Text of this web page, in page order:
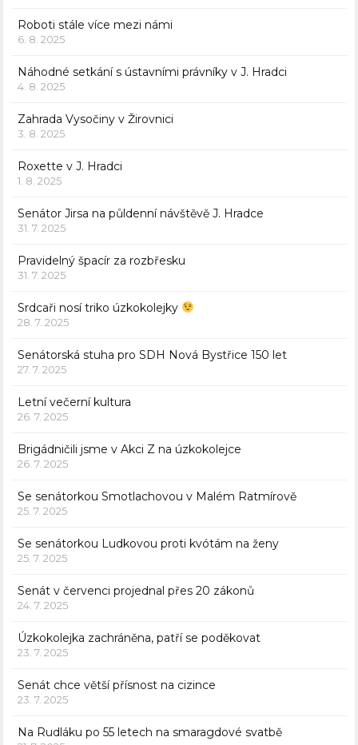
Roboti stále více mezi námi
6. 8. 2025
Náhodné setkání s ústavními právníky v J. Hradci
4. 8. 2025
Zahrada Vysočiny v Žirovnici
3. 8. 2025
Roxette v J. Hradci
1. 8. 2025
Senátor Jirsa na půldenní návštěvě J. Hradce
31. 7. 2025
Pravidelný špacír za rozbřesku
31. 7. 2025
Srdcaři nosí triko úzkokolejky
28. 7. 2025
Senátorská stuha pro SDH Nová Bystřice 150 let
27. 7. 2025
Letní večerní kultura
26. 7. 2025
Brigádničili jsme v Akci Z na úzkokolejce
26. 7. 2025
Se senátorkou Smotlachovou v Malém Ratmírově
25. 7. 2025
Se senátorkou Ludkovou proti kvótám na ženy
25. 7. 2025
Senát v červenci projednal přes 20 zákonů
24. 7. 2025
Úzkokolejka zachráněna, patří se poděkovat
23. 7. 2025
Senát chce větší přísnost na cizince
23. 7. 2025
Na Rudláku po 55 letech na smaragdové svatbě